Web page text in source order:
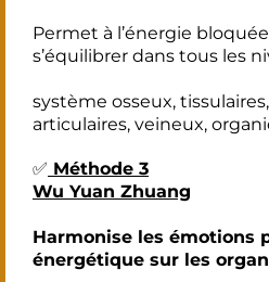
Permet à l’énergie
s’équilibrer dans tous les
système osseux,
articulaires, veineux,
✅ Méthode 3
Wu Yuan Zhuang
Harmonise les émotions
énergétique sur les